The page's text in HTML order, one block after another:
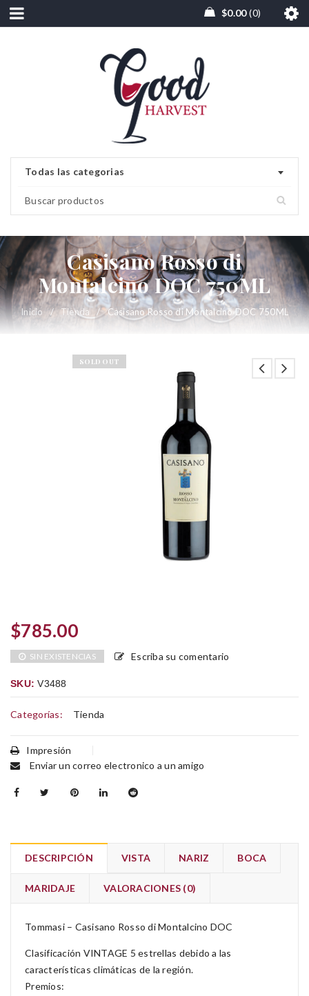
$0.00 0
Todas las categorias
Casisano Rosso di
Montalcino DOC 750ML
Inicio / Tienda / Casisano Rosso di Montalcino DOC 750ML
SOLD OUT
$785.00
SIN EXISTENCIAS Escriba su comentario
SKU:V3488
Categorías: Tienda
Impresión
Enviar un correo electronico a un amigo
DESCRIPCIÓN VISTA NARIZ BOCA
MARIDAJE VALORACIONES (0)
Tommasi – Casisano Rosso di Montalcino DOC
Clasificación VINTAGE 5 estrellas debido a las
características climáticas de la región.
Premios: